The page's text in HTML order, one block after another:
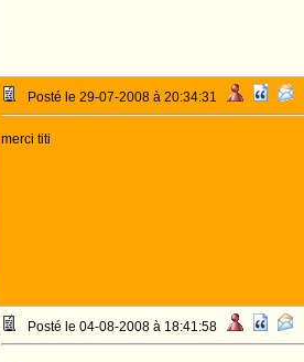
Posté le 29-07-2008 à 20:34:31
merci titi
Posté le 04-08-2008 à 18:41:58